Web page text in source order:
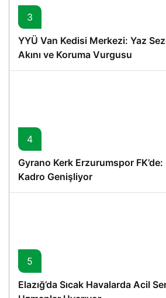
3
YYÜ Van Kedisi Merkezi: Yaz
Akını ve Koruma Vurgusu
4
Gyrano Kerk Erzurumspor FK’de:
Kadro Genişliyor
5
Elazığ’da Sıcak Havalarda Acil